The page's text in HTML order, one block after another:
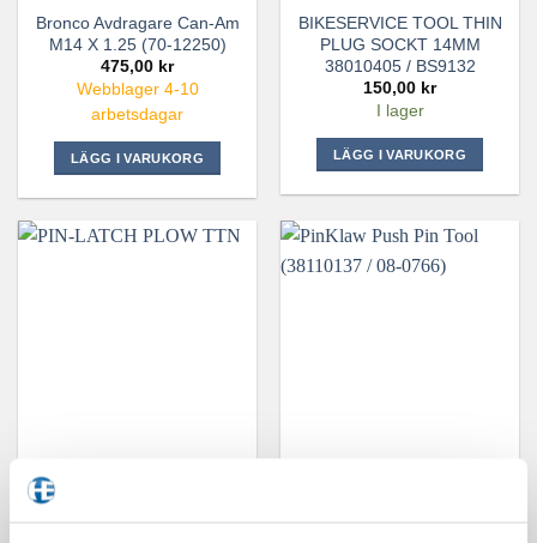
Bronco Avdragare Can-Am
M14 X 1.25 (70-12250)
475,00 kr
Webblager 4-10
arbetsdagar
LÄGG I VARUKORG
BIKESERVICE TOOL THIN
PLUG SOCKT 14MM
38010405 / BS9132
150,00 kr
I lager
LÄGG I VARUKORG
PIN-LATCH PLOW TTN